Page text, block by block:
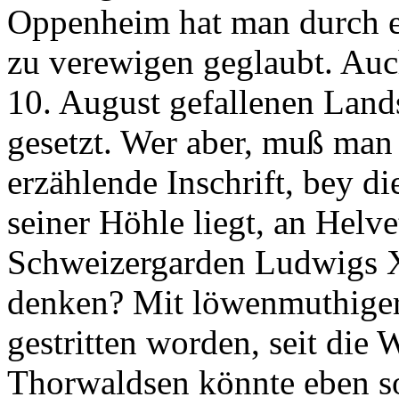
Oppenheim hat man
zu verewigen geglaubt.
10. August gefallenen
gesetzt. Wer aber, muß
erzählende Inschrift, bey
seiner Höhle liegt, an
Schweizergarden Ludwigs
denken? Mit
gestritten worden, seit die
Thorwaldsen könnte eben